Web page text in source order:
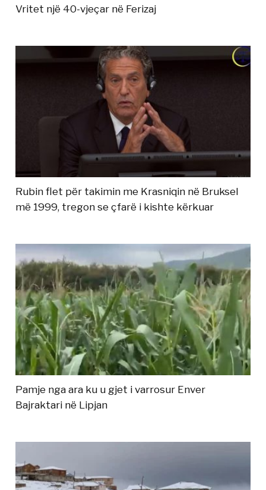
Vritet një 40-vjeçar në Ferizaj
Rubin flet për takimin me Krasniqin në Bruksel
më 1999, tregon se çfarë i kishte kërkuar
Pamje nga ara ku u gjet i varrosur Enver
Bajraktari në Lipjan